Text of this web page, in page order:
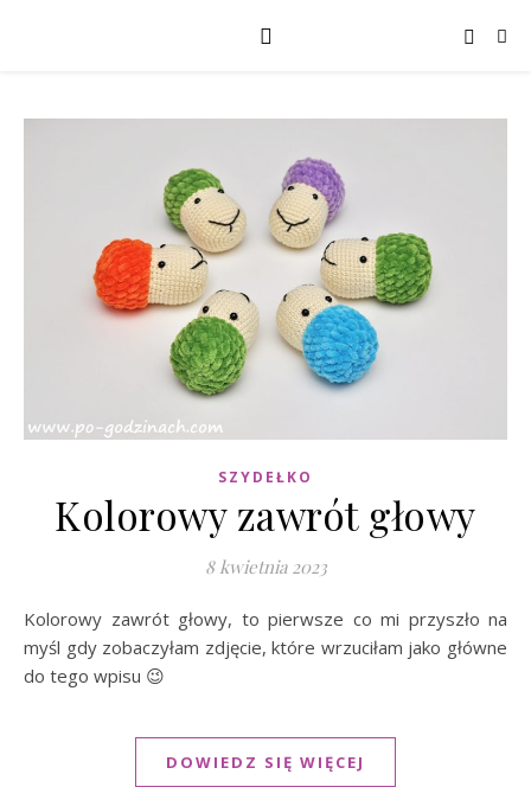
SZYDEŁKO
Kolorowy zawrót głowy
8 kwietnia 2023
Kolorowy zawrót głowy, to pierwsze co mi przyszło na
myśl gdy zobaczyłam zdjęcie, które wrzuciłam jako główne
do tego wpisu 😉
DOWIEDZ SIĘ WIĘCEJ